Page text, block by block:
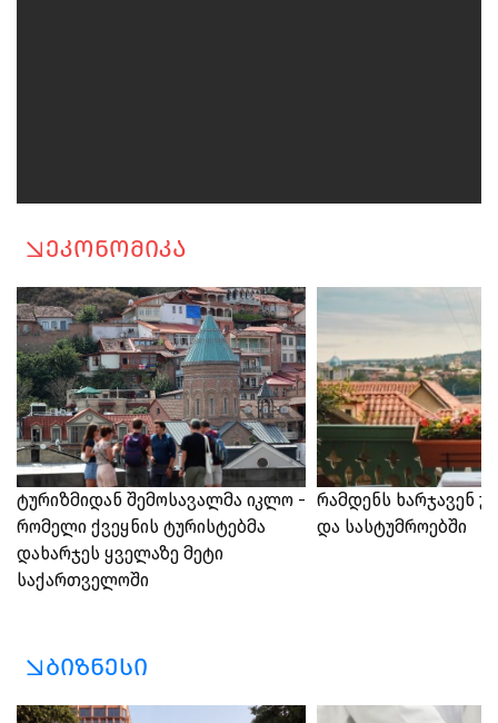
ეკონომიკა
ტურიზმიდან შემოსავალმა იკლო -
რომელი ქვეყნის ტურისტებმა
დახარჯეს ყველაზე მეტი
საქართველოში
რამდენს ხარჯავენ
და სასტუმროებში
ბიზნესი